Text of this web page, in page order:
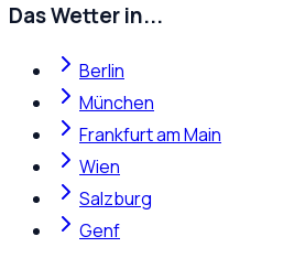
Das Wetter in...
Berlin
München
Frankfurt am Main
Wien
Salzburg
Genf